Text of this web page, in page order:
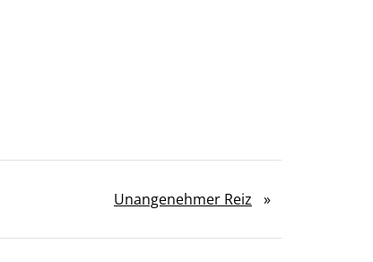
Unangenehmer Reiz »